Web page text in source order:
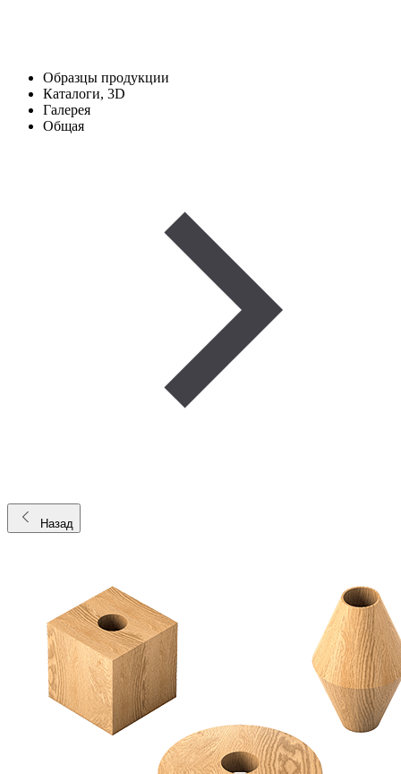
Образцы продукции
Каталоги, 3D
Галерея
Общая
Назад